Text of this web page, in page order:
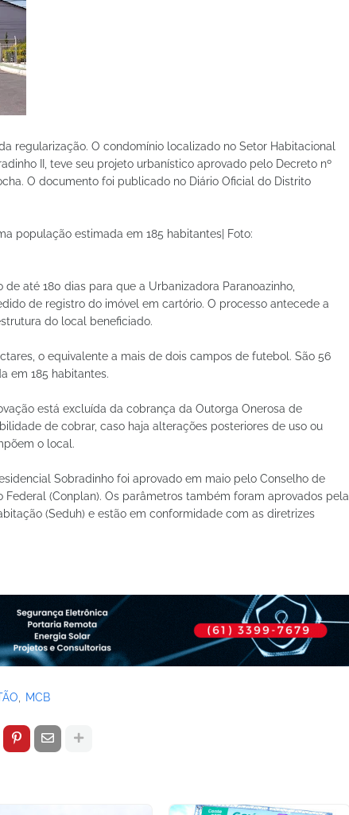
regularização. O condomínio localizado no Setor Habitacional
II, teve seu projeto urbanístico aprovado pelo Decreto nº
O documento foi publicado no Diário Oficial do Distrito
população estimada em 185 habitantes| Foto:
até 180 dias para que a Urbanizadora Paranoazinho,
de registro do imóvel em cartório. O processo antecede a
do local beneficiado.
o equivalente a mais de dois campos de futebol. São 56
em 185 habitantes.
está excluída da cobrança da Outorga Onerosa de
de cobrar, caso haja alterações posteriores de uso ou
o local.
Sobradinho foi aprovado em maio pelo Conselho de
Federal (Conplan). Os parâmetros também foram aprovados pela
(Seduh) e estão em conformidade com as diretrizes
MCB